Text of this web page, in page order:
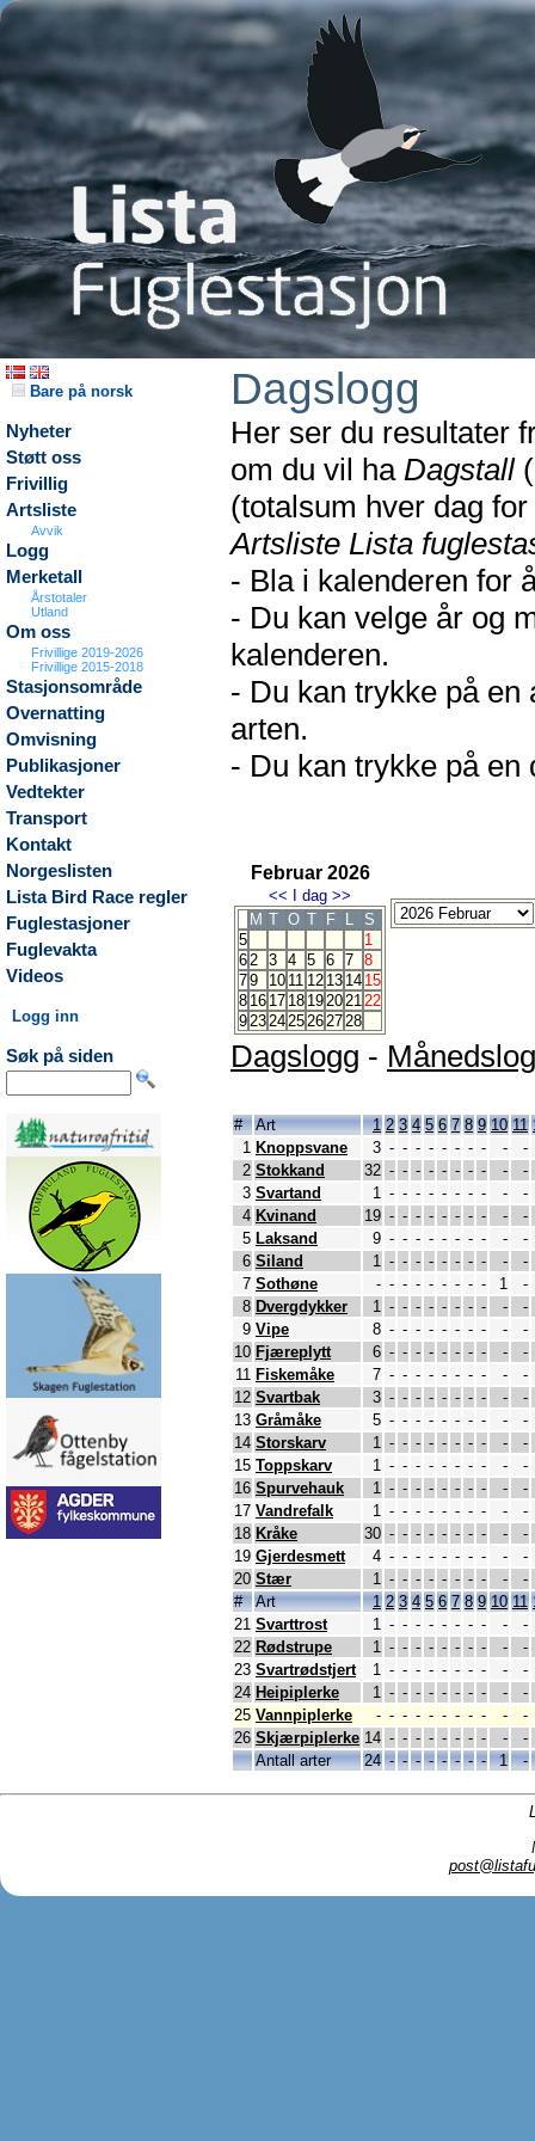
Bare på norsk
Nyheter
Støtt oss
Frivillig
Artsliste
Avvik
Logg
Merketall
Årstotaler
Utland
Om oss
Frivillige 2019-2026
Frivillige 2015-2018
Stasjonsområde
Overnatting
Omvisning
Publikasjoner
Vedtekter
Transport
Kontakt
Norgeslisten
Lista Bird Race regler
Fuglestasjoner
Fuglevakta
Videos
Logg inn
Søk på siden
Dagslogg
Her ser du resultater
om du vil ha Dagstall
(totalsum hver dag
Artsliste Lista
- Bla i kalenderen for
- Du kan velge år og
kalenderen.
- Du kan trykke på en
arten.
- Du kan trykke på en
Februar 2026
<< I dag >>
M T O T F L
S
5
1
62 3 4 5 6 7 8
79 10 11 12 13 14 15
8 16 17 18 19202122
9232425262728
Dagslogg -
# Art 1 2 3 4 5 6 7 8 9 10 11
1 Knoppsvane 3 - - - - - - - - -
-
2 Stokkand 32 - - - - - - - - -
-
3 Svartand 1 - - - - - - - - -
-
4 Kvinand 19 - - - - - - - - -
-
5 Laksand 9 - - - - - - - - -
-
6 Siland 1 - - - - - - - - -
-
7 Sothøne - - - - - - - - - 1
-
8 Dvergdykker 1 - - - - - - - - -
-
9 Vipe 8 - - - - - - - - -
-
10 Fjæreplytt 6 - - - - - - - - -
-
11 Fiskemåke 7 - - - - - - - - -
-
12 Svartbak 3 - - - - - - - - -
-
13 Gråmåke 5 - - - - - - - - -
-
14 Storskarv 1 - - - - - - - - -
-
15 Toppskarv 1 - - - - - - - - -
-
16 Spurvehauk 1 - - - - - - - - -
-
17 Vandrefalk 1 - - - - - - - - -
-
18 Kråke 30 - - - - - - - - -
-
19 Gjerdesmett 4 - - - - - - - - -
-
20 Stær 1 - - - - - - - - -
-
#
Art 1 2 3 4 5 6 7 8 9 10 11
21 Svarttrost 1 - - - - - - - - -
-
22 Rødstrupe 1 - - - - - - - - -
-
23 Svartrødstjert 1 - - - - - - - - -
-
24 Heipiplerke 1 - - - - - - - - -
-
25 Vannpiplerke - - - - - - - - - -
-
26 Skjærpiplerke 14 - - - - - - - - -
-
Antall arter
24 - - - - - - - - 1 -